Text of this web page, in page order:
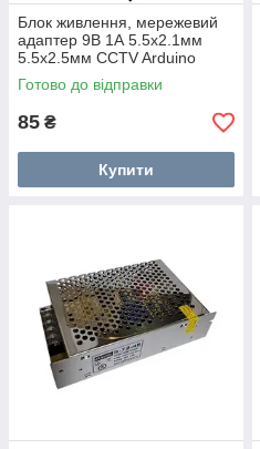
Блок живлення, мережевий
адаптер 9В 1А 5.5x2.1мм
5.5x2.5мм CCTV Arduino
Готово до відправки
85 ₴
Купити